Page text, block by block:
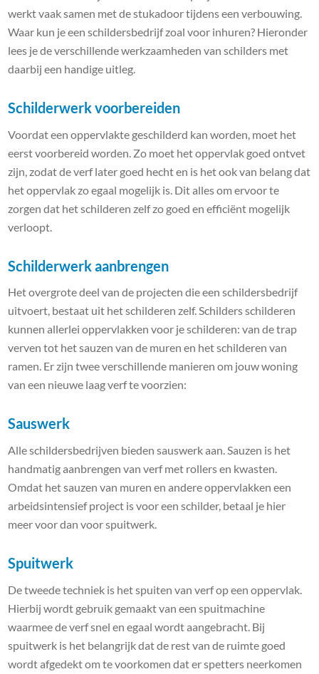
werkt vaak samen met de stukadoor tijdens een verbouwing.
Waar kun je een schildersbedrijf zoal voor inhuren? Hieronder
lees je de verschillende werkzaamheden van schilders met
daarbij een handige uitleg.
Schilderwerk voorbereiden
Voordat een oppervlakte geschilderd kan worden, moet het
eerst voorbereid worden. Zo moet het oppervlak goed ontvet
zijn, zodat de verf later goed hecht en is het ook van belang dat
het oppervlak zo egaal mogelijk is. Dit alles om ervoor te
zorgen dat het schilderen zelf zo goed en efficiënt mogelijk
verloopt.
Schilderwerk aanbrengen
Het overgrote deel van de projecten die een schildersbedrijf
uitvoert, bestaat uit het schilderen zelf. Schilders schilderen
kunnen allerlei oppervlakken voor je schilderen: van de trap
verven tot het sauzen van de muren en het schilderen van
ramen. Er zijn twee verschillende manieren om jouw woning
van een nieuwe laag verf te voorzien:
Sauswerk
Alle schildersbedrijven bieden sauswerk aan. Sauzen is het
handmatig aanbrengen van verf met rollers en kwasten.
Omdat het sauzen van muren en andere oppervlakken een
arbeidsintensief project is voor een schilder, betaal je hier
meer voor dan voor spuitwerk.
Spuitwerk
De tweede techniek is het spuiten van verf op een oppervlak.
Hierbij wordt gebruik gemaakt van een spuitmachine
waarmee de verf snel en egaal wordt aangebracht. Bij
spuitwerk is het belangrijk dat de rest van de ruimte goed
wordt afgedekt om te voorkomen dat er spetters neerkomen